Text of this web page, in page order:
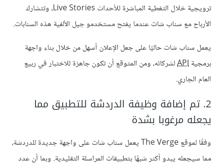
ترويجية خلال التغطية المباشرة للأحداث Live Stories، وتتشارك
الأرباح مع سناب شات عندما يفتح مستخدمو جيل الألفية هذه السنابات.
يعمل سناب شات حاليًا على جعل الإعلان أسهل من خلال بناء واجهة
برمجيةAPIلشركائه، ومن المتوقع أن تكون جاهزة للاختبار في ربيع
العام الجاري.
2. تم إضافة وظيفة الدردشة للتطبيق مما
يجعله مرغوبا بشدة
وفقًا لموقع The Verge يعمل سناب شات على واجهة جديدة للدردشة،
مما سيجعله يبدو أكثر شبهًا بتطبيقات المراسلة التقليدية. وبما أن عدد